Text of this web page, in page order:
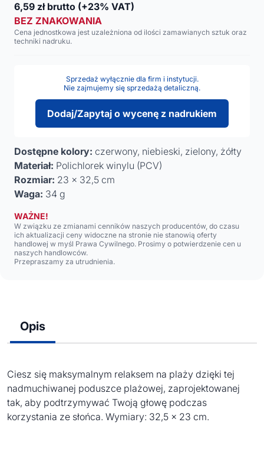
6,59 zł brutto (+23% VAT)
BEZ ZNAKOWANIA
Cena jednostkowa jest uzależniona od ilości zamawianych sztuk oraz
techniki nadruku.
Sprzedaż wyłącznie dla firm i instytucji.
Nie zajmujemy się sprzedażą detaliczną.
Dodaj/Zapytaj o wycenę z nadrukiem
Dostępne kolory: czerwony, niebieski, zielony, żółty
Materiał: Polichlorek winylu (PCV)
Rozmiar: 23 x 32,5 cm
Waga: 34 g
WAŻNE!
W związku ze zmianami cenników naszych producentów, do czasu
ich aktualizacji ceny widoczne na stronie nie stanowią oferty
handlowej w myśl Prawa Cywilnego. Prosimy o potwierdzenie cen u
naszych handlowców.
Przepraszamy za utrudnienia.
Opis
Ciesz się maksymalnym relaksem na plaży dzięki tej
nadmuchiwanej poduszce plażowej, zaprojektowanej
tak, aby podtrzymywać Twoją głowę podczas
korzystania ze słońca. Wymiary: 32,5 x 23 cm.